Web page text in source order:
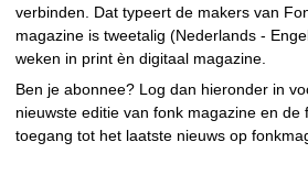
verbinden. Dat typeert de makers van
magazine is tweetalig (Nederlands -
weken in print èn digitaal magazine.
Ben je abonnee? Log dan hieronder in
nieuwste editie van fonk magazine en de
toegang tot het laatste nieuws op